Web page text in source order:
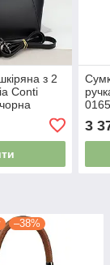
з 2
Conti
3
–38%